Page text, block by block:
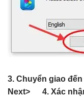
3. Chuyển giao
Next> 4. Xác